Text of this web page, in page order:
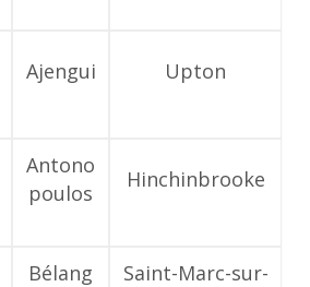
Ajengui Upton
Antono
poulos
Hinchinbrooke
Bélang
Saint-Marc-sur-